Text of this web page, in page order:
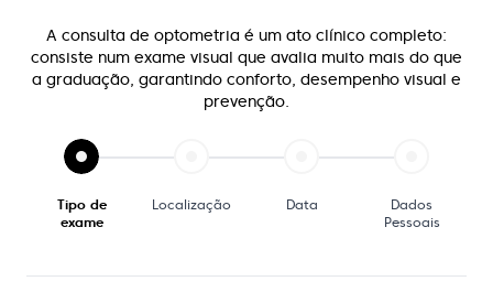
A consulta de optometria é um ato clínico completo:
consiste num exame visual que avalia muito mais do que
a graduação, garantindo conforto, desempenho visual e
prevenção.
Tipo de
exame
Localização Data
Dados
Pessoais